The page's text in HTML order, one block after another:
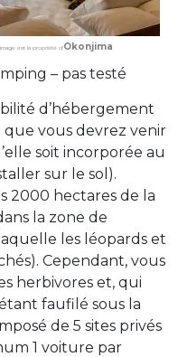
est la propriété d’Okonjima
– pas testé
d’hébergement
que vous devrez venir
soit incorporée au
sur le sol).
2000 hectares de la
la zone de
les léopards et
Cependant, vous
herbivores et, qui
faufilé sous la
de 5 sites privés
1 voiture par